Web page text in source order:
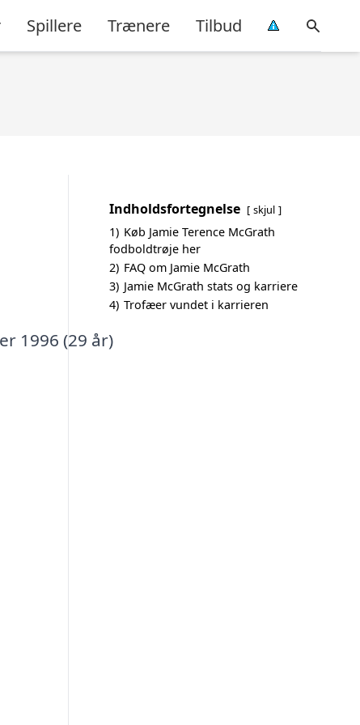
Spillere Trænere Tilbud
1996 (29 år)
Indholdsfortegnelse skjul
1) Køb Jamie Terence McGrath
fodboldtrøje her
2) FAQ om Jamie McGrath
3) Jamie McGrath stats og karriere
4) Trofæer vundet i karrieren